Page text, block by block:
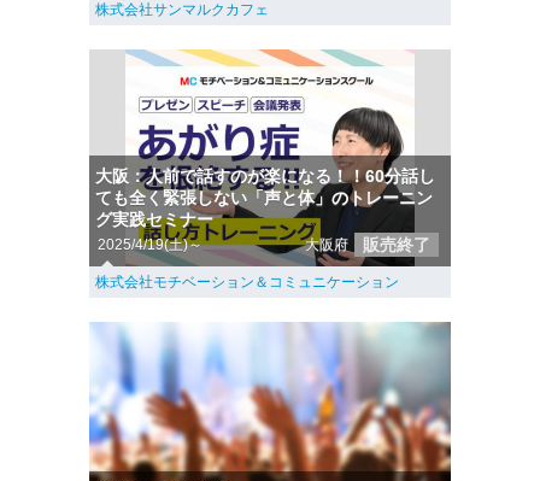
株式会社サンマルクカフェ
大阪：人前で話すのが楽になる！！60分話し
ても全く緊張しない「声と体」のトレーニン
グ実践セミナー
2025/4/19(土)～ 大阪府 販売終了
株式会社モチベーション＆コミュニケーション